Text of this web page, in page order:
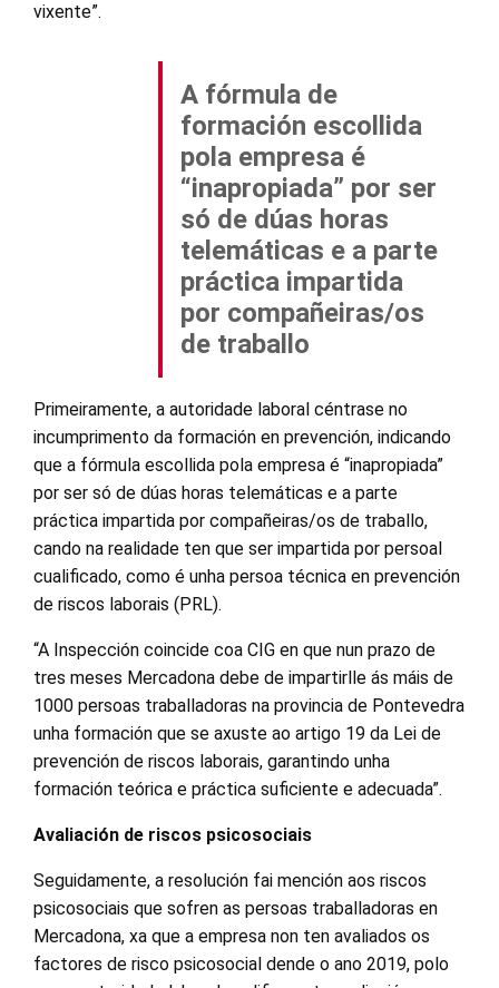
vixente”.
A fórmula de
formación escollida
pola empresa é
“inapropiada” por ser
só de dúas horas
telemáticas e a parte
práctica impartida
por compañeiras/os
de traballo
Primeiramente, a autoridade laboral céntrase no
incumprimento da formación en prevención, indicando
que a fórmula escollida pola empresa é “inapropiada”
por ser só de dúas horas telemáticas e a parte
práctica impartida por compañeiras/os de traballo,
cando na realidade ten que ser impartida por persoal
cualificado, como é unha persoa técnica en prevención
de riscos laborais (PRL).
“A Inspección coincide coa CIG en que nun prazo de
tres meses Mercadona debe de impartirlle ás máis de
1000 persoas traballadoras na provincia de Pontevedra
unha formación que se axuste ao artigo 19 da Lei de
prevención de riscos laborais, garantindo unha
formación teórica e práctica suficiente e adecuada”.
Avaliación de riscos psicosociais
Seguidamente, a resolución fai mención aos riscos
psicosociais que sofren as persoas traballadoras en
Mercadona, xa que a empresa non ten avaliados os
factores de risco psicosocial dende o ano 2019, polo